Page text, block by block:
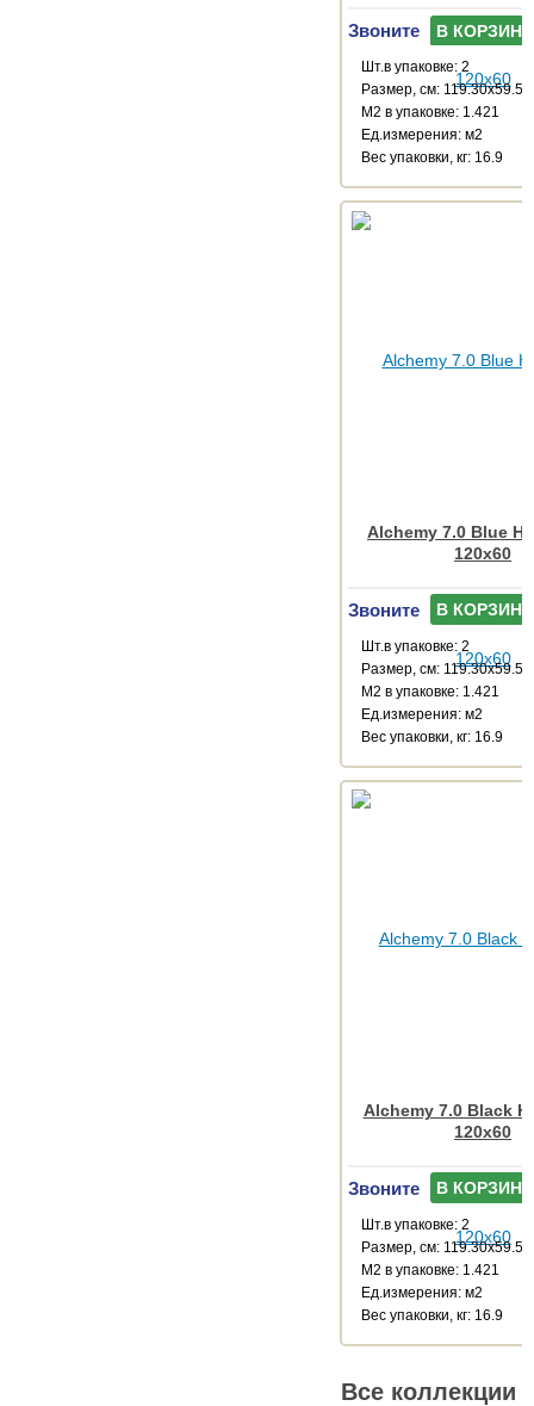
Звоните В КОРЗИНУ
Шт.в упаковке: 2
Размер, см: 119.30x59.55
М2 в упаковке: 1.421
Ед.измерения: м2
Веc упаковки, кг: 16.9
Alchemy 7.0 Blue
120x60
Звоните В КОРЗИНУ
Шт.в упаковке: 2
Размер, см: 119.30x59.55
М2 в упаковке: 1.421
Ед.измерения: м2
Веc упаковки, кг: 16.9
Alchemy 7.0 Black
120x60
Звоните В КОРЗИНУ
Шт.в упаковке: 2
Размер, см: 119.30x59.55
М2 в упаковке: 1.421
Ед.измерения: м2
Веc упаковки, кг: 16.9
Все коллекции